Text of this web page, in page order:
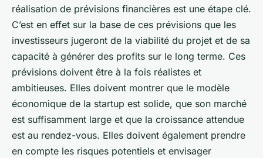
réalisation de prévisions financières est une étape clé.
C’est en effet sur la base de ces prévisions que les
investisseurs jugeront de la viabilité du projet et de sa
capacité à générer des profits sur le long terme. Ces
prévisions doivent être à la fois réalistes et
ambitieuses. Elles doivent montrer que le modèle
économique de la startup est solide, que son marché
est suffisamment large et que la croissance attendue
est au rendez-vous. Elles doivent également prendre
en compte les risques potentiels et envisager